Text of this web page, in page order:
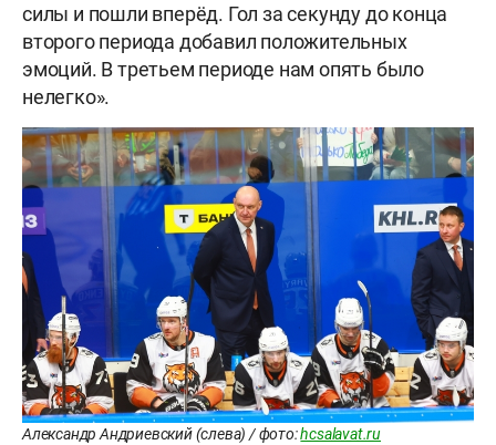
силы и пошли вперёд. Гол за секунду до конца
второго периода добавил положительных
эмоций. В третьем периоде нам опять было
нелегко».
Александр Андриевский (слева) / фото:hcsalavat.ru